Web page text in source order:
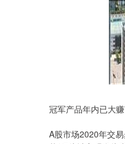
冠军产品年内已大
A股市场2020年交